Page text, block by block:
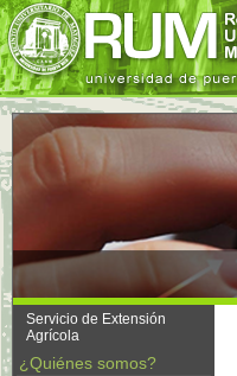
Servicio de Extensión
Agrícola
¿Quiénes somos?